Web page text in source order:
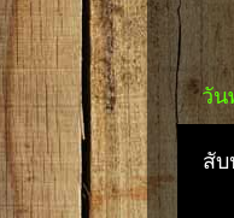
วัน
สับ